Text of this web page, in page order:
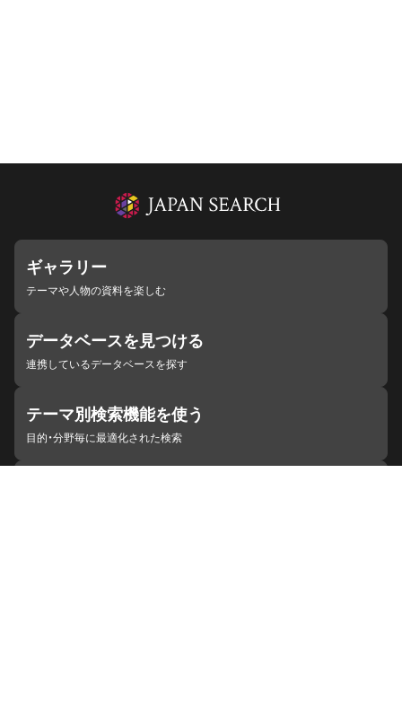
ギャラリー
テーマや人物の資料を楽しむ
データベースを見つける
連携しているデータベースを探す
テーマ別検索機能を使う
目的・分野毎に最適化された検索